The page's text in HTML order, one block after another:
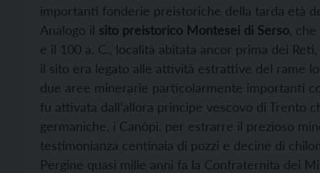
importanti fonderie preistoriche della tarda età
Analogo il sito preistorico Montesei di Serso ,
e il 100 a. C., località abitata ancor prima dei
il sito era legato alle attività estrattive del rame
due aree minerarie particolarmente importanti
fu attivata dall’allora principe vescovo di Trento
germaniche, i Canòpi, per estrarre il prezioso
testimonianza centinaia di pozzi e decine di
Pergine quasi mille anni fa la Confraternita dei